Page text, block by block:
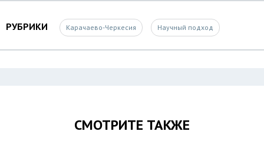
РУБРИКИ Карачаево-Черкесия Научный подход
СМОТРИТЕ ТАКЖЕ